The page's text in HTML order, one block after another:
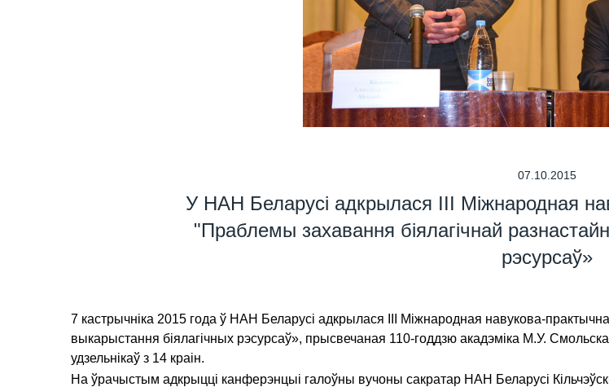
07.10.2015
У НАН Беларусі адкрылася III Міжнародная
"Праблемы захавання біялагічнай
рэсурсаў»
7 кастрычніка 2015 года ў НАН Беларусі адкрылася III Міжнародная навукова-
выкарыстання біялагічных рэсурсаў», прысвечаная 110-годдзю акадэміка М.У.
удзельнікаў з 14 краін.
На ўрачыстым адкрыцці канферэнцыі галоўны вучоны сакратар НАН Беларусі